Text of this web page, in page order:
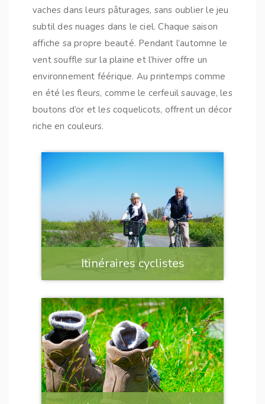
vaches dans leurs pâturages, sans oublier le jeu
subtil des nuages dans le ciel. Chaque saison
affiche sa propre beauté. Pendant l’automne le
vent souffle sur la plaine et l’hiver offre un
environnement féérique. Au printemps comme
en été les fleurs, comme le cerfeuil sauvage, les
boutons d’or et les coquelicots, offrent un décor
riche en couleurs.
Itinéraires cyclistes